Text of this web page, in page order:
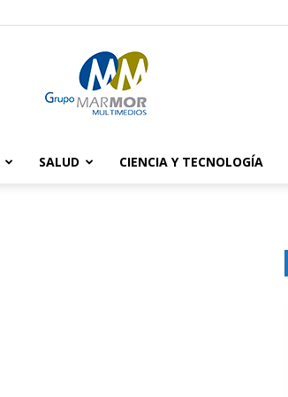
SALUD CIENCIA Y TECNOLOGÍA